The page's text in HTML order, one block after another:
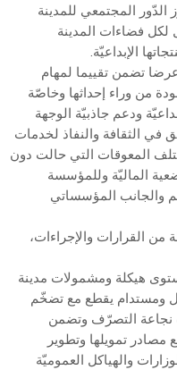
المجتمعي للمدينة
لكل فضاءات المدينة
الإبداعيّة.
تضمن تقييما لمهام
من وراء إحداثها وخاصّة
ودعم جاذبيّة الوجهة
في الثقافة والنفاذ لخدمات
المعوقات التي حالت دون
الماليّة وللمؤسسة
والجانب المؤسساتي
من القرارات والإجراءات،
هيكلة ومشمولات مدينة
ومستدام يقطع مع تضخّم
نجاعة التصرّف وتضمن
مصادر تمويلها وتطوير
والهياكل العموميّة